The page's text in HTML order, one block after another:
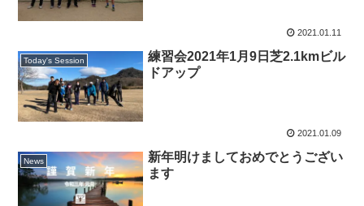
2021.01.11
Today's Session
練習会2021年1月9日芝2.1kmビル
ドアップ
2021.01.09
News
新年明けましておめでとうござい
ます